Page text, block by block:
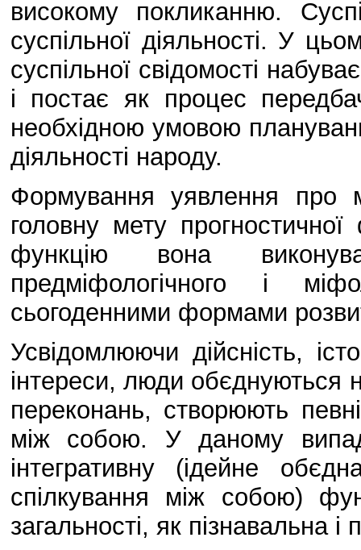
високому покликанню.
суспільної діяльності. У
суспільної свідомості
і постає як процес
необхідною умовою
діяльності народу.
Формування уявлення про
головну мету прогностичної
функцію вона
предміфологічного і
сьогоденними формами
Усвідомлюючи дійсність,
інтереси, люди обєднуються
переконань, створюють
між собою. У даному
інтегративну (ідейне
спілкування між собою)
загальності, як пізнавальна і